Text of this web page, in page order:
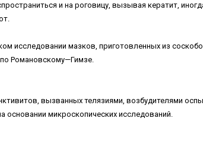
и на роговицу, вызывая кератит,
исследовании мазков, приготовленных из
Романовскому—Гимзе.
вызванных телязиями, возбудителями
основании микроскопических исследований.